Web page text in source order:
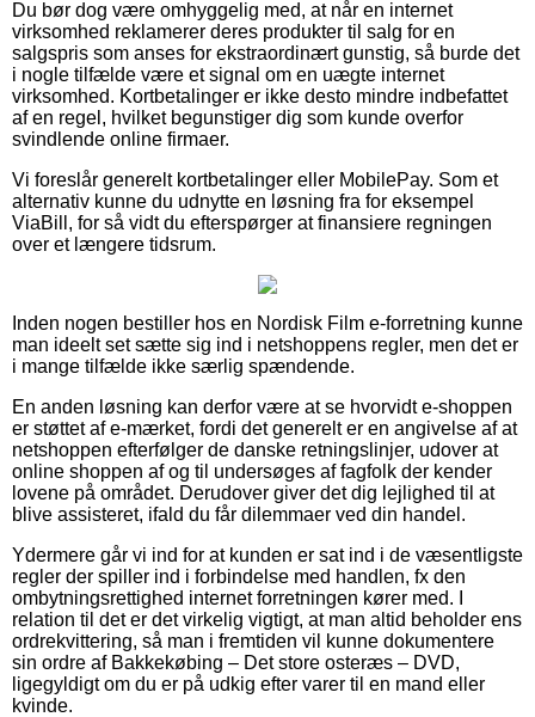
Du bør dog være omhyggelig med, at når en internet
virksomhed reklamerer deres produkter til salg for en
salgspris som anses for ekstraordinært gunstig, så burde det
i nogle tilfælde være et signal om en uægte internet
virksomhed. Kortbetalinger er ikke desto mindre indbefattet
af en regel, hvilket begunstiger dig som kunde overfor
svindlende online firmaer.
Vi foreslår generelt kortbetalinger eller MobilePay. Som et
alternativ kunne du udnytte en løsning fra for eksempel
ViaBill, for så vidt du efterspørger at finansiere regningen
over et længere tidsrum.
Inden nogen bestiller hos en Nordisk Film e-forretning kunne
man ideelt set sætte sig ind i netshoppens regler, men det er
i mange tilfælde ikke særlig spændende.
En anden løsning kan derfor være at se hvorvidt e-shoppen
er støttet af e-mærket, fordi det generelt er en angivelse af at
netshoppen efterfølger de danske retningslinjer, udover at
online shoppen af og til undersøges af fagfolk der kender
lovene på området. Derudover giver det dig lejlighed til at
blive assisteret, ifald du får dilemmaer ved din handel.
Ydermere går vi ind for at kunden er sat ind i de væsentligste
regler der spiller ind i forbindelse med handlen, fx den
ombytningsrettighed internet forretningen kører med. I
relation til det er det virkelig vigtigt, at man altid beholder ens
ordrekvittering, så man i fremtiden vil kunne dokumentere
sin ordre af Bakkekøbing – Det store osteræs – DVD,
ligegyldigt om du er på udkig efter varer til en mand eller
kvinde.